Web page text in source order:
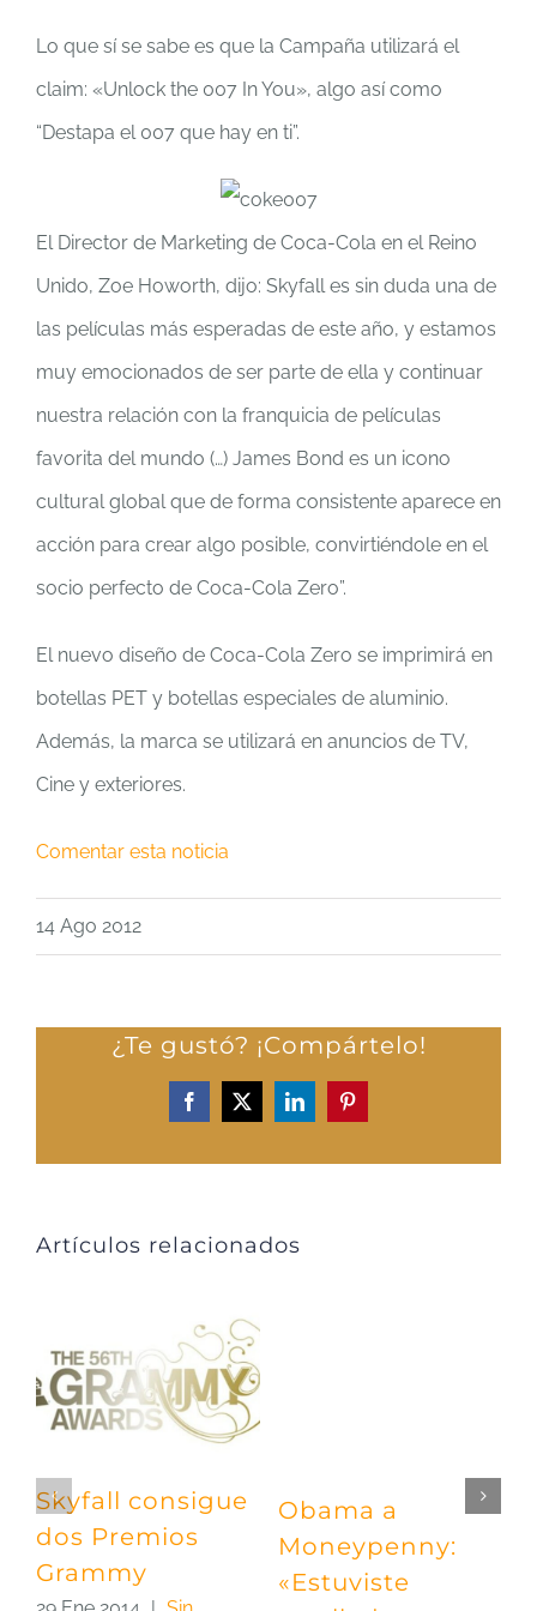
Lo que sí se sabe es que la Campaña utilizará el
claim: «Unlock the 007 In You», algo así como
“Destapa el 007 que hay en ti”.
El Director de Marketing de Coca-Cola en el Reino
Unido, Zoe Howorth, dijo: Skyfall es sin duda una de
las películas más esperadas de este año, y estamos
muy emocionados de ser parte de ella y continuar
nuestra relación con la franquicia de películas
favorita del mundo (…) James Bond es un icono
cultural global que de forma consistente aparece en
acción para crear algo posible, convirtiéndole en el
socio perfecto de Coca-Cola Zero”.
El nuevo diseño de Coca-Cola Zero se imprimirá en
botellas PET y botellas especiales de aluminio.
Además, la marca se utilizará en anuncios de TV,
Cine y exteriores.
Comentar esta noticia
14 Ago 2012
¿Te gustó? ¡Compártelo!
Facebook
X LinkedInPinterest
Artículos relacionados
Skyfall consigue
dos Premios
Grammy
Obama a
Moneypenny:
«Estuviste